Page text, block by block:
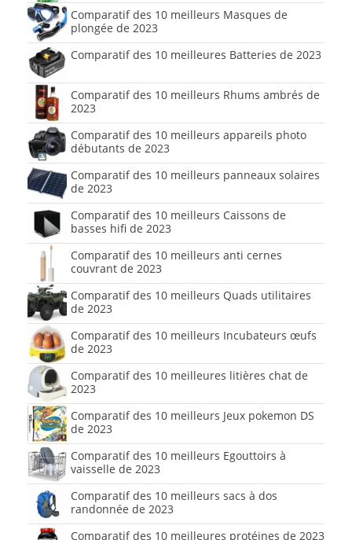
Comparatif des 10 meilleurs Masques de
plongée de 2023
Comparatif des 10 meilleures Batteries de 2023
Comparatif des 10 meilleurs Rhums ambrés de
2023
Comparatif des 10 meilleurs appareils photo
débutants de 2023
Comparatif des 10 meilleurs panneaux solaires
de 2023
Comparatif des 10 meilleurs Caissons de
basses hifi de 2023
Comparatif des 10 meilleurs anti cernes
couvrant de 2023
Comparatif des 10 meilleurs Quads utilitaires
de 2023
Comparatif des 10 meilleurs Incubateurs œufs
de 2023
Comparatif des 10 meilleures litières chat de
2023
Comparatif des 10 meilleurs Jeux pokemon DS
de 2023
Comparatif des 10 meilleurs Egouttoirs à
vaisselle de 2023
Comparatif des 10 meilleurs sacs à dos
randonnée de 2023
Comparatif des 10 meilleures protéines de 2023